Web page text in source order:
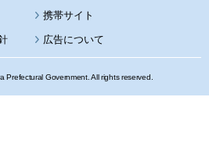
携帯サイト
広告について
Prefectural Government. All rights reserved.